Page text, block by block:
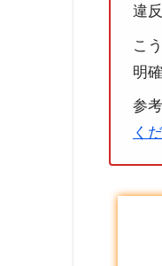
違
こ
明
参
く